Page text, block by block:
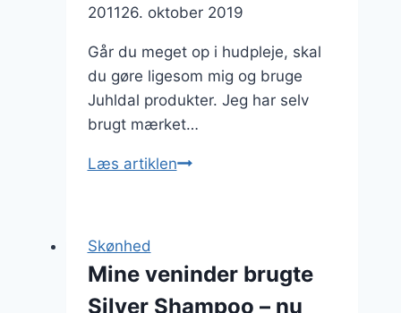
jeg
201126. oktober 2019
Går du meget op i hudpleje, skal
du gøre ligesom mig og bruge
Juhldal produkter. Jeg har selv
brugt mærket…
Læs artiklenMit
Juhldal
Skønhed
Mine veninder brugte
Silver Shampoo – nu